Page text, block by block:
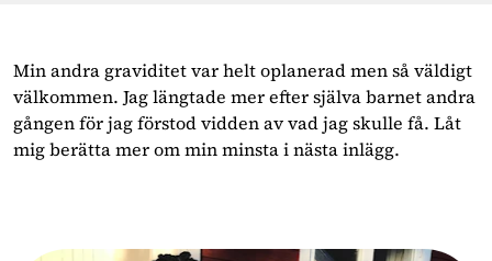
Min andra graviditet var helt oplanerad men så väldigt
välkommen. Jag längtade mer efter själva barnet andra
gången för jag förstod vidden av vad jag skulle få. Låt
mig berätta mer om min minsta i nästa inlägg.